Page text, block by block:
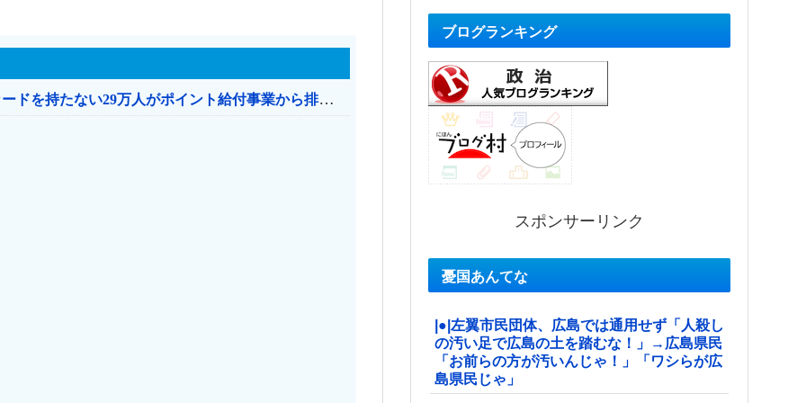
共産党「これは酷い…京都市でマイナンバーカードを持たない29万人がポイント給付事業から排除された」
ブログランキング
スポンサーリンク
憂国あんてな
|●|左翼市民団体、広島では通用せず「人殺し
の汚い足で広島の土を踏むな！」→広島県民
「お前らの方が汚いんじゃ！」「ワシらが広
島県民じゃ」